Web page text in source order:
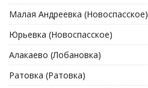
Малая Андреевка (Новоспасское)
Юрьевка (Новоспасское)
Алакаево (Лобановка)
Ратовка (Ратовка)